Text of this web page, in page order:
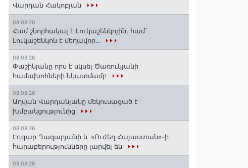
Վարդան Հակոբյան
08.08.26
Համ շնորհակալ է Լուկաշենկոյին, համ`
Լուկաշենկոն է մեղավոր․․․
08.08.26
Փաշինյանը որս է սկսել Ծառուկյանի
համախոհների նկատմամբ
08.08.26
Աղվան Վարդանյանը մեկուսացած է
խմբակցությունից
08.08.26
Էդգար Ղազարյանի և «Ուժեղ Հայաստան»-ի
հարաբերությունները լարվել են
08.08.26